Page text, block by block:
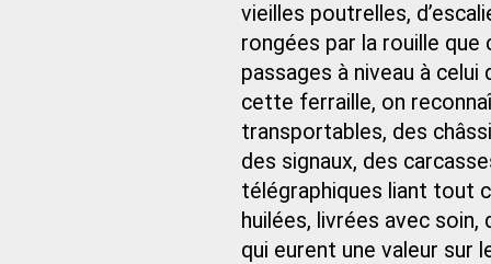
vieilles poutrelles,
rongées par la rouille
passages à niveau à
cette ferraille, on
transportables, des
des signaux, des
télégraphiques liant tout
huilées, livrées avec
qui eurent une valeur sur